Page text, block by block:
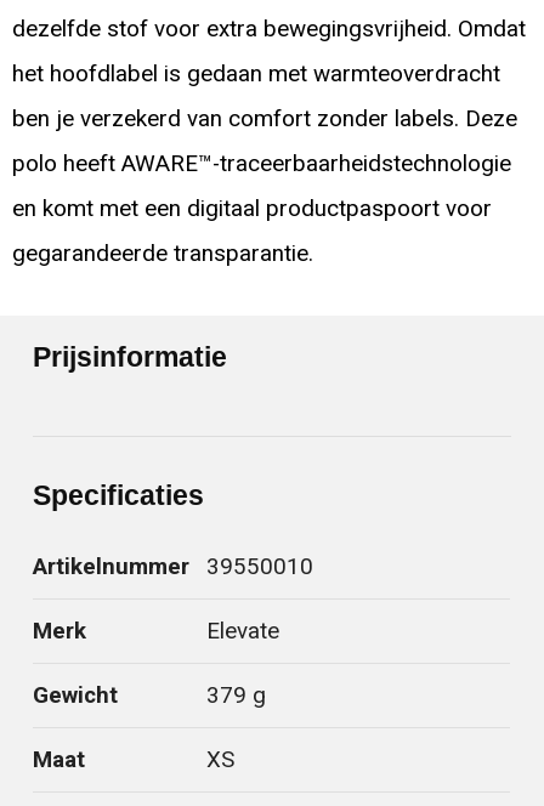
dezelfde stof voor extra bewegingsvrijheid. Omdat
het hoofdlabel is gedaan met warmteoverdracht
ben je verzekerd van comfort zonder labels. Deze
polo heeft AWARE™-traceerbaarheidstechnologie
en komt met een digitaal productpaspoort voor
gegarandeerde transparantie.
Prijsinformatie
Specificaties
Artikelnummer 39550010
Merk Elevate
Gewicht 379 g
Maat XS